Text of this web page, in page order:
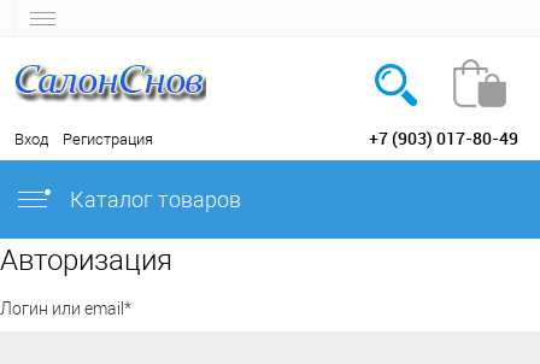
Вход Регистрация +7 (903) 017-80-49
Каталог товаров
Авторизация
Логин или email*